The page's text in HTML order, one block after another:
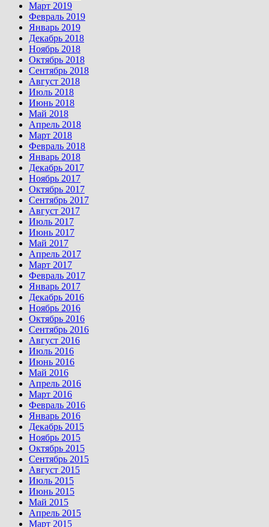
Март 2019
Февраль 2019
Январь 2019
Декабрь 2018
Ноябрь 2018
Октябрь 2018
Сентябрь 2018
Август 2018
Июль 2018
Июнь 2018
Май 2018
Апрель 2018
Март 2018
Февраль 2018
Январь 2018
Декабрь 2017
Ноябрь 2017
Октябрь 2017
Сентябрь 2017
Август 2017
Июль 2017
Июнь 2017
Май 2017
Апрель 2017
Март 2017
Февраль 2017
Январь 2017
Декабрь 2016
Ноябрь 2016
Октябрь 2016
Сентябрь 2016
Август 2016
Июль 2016
Июнь 2016
Май 2016
Апрель 2016
Март 2016
Февраль 2016
Январь 2016
Декабрь 2015
Ноябрь 2015
Октябрь 2015
Сентябрь 2015
Август 2015
Июль 2015
Июнь 2015
Май 2015
Апрель 2015
Март 2015